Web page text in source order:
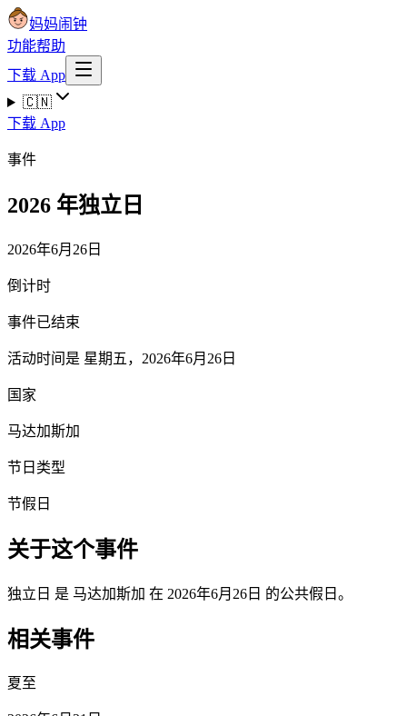
妈妈闹钟
功能帮助
下载 App
🇨🇳
下载 App
事件
2026 年独立日
2026年6月26日
倒计时
事件已结束
活动时间是 星期五，2026年6月26日
国家
马达加斯加
节日类型
节假日
关于这个事件
独立日 是 马达加斯加 在 2026年6月26日 的公共假日。
相关事件
夏至